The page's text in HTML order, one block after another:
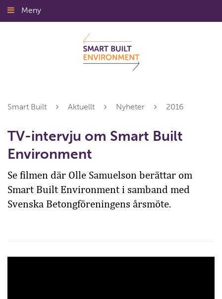
Gå
till
Meny
Smart Built Aktuellt Nyheter 2016
TV-intervju om Smart Built
Environment
Se filmen där Olle Samuelson berättar om
Smart Built Environment i samband med
Svenska Betongföreningens årsmöte.